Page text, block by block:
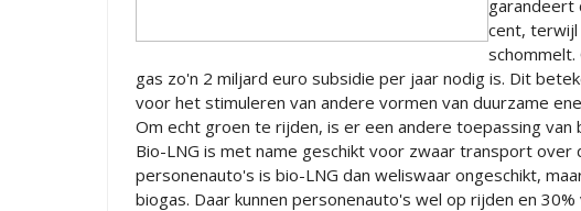
garandeert
cent, terwijl
gas zo'n 2 miljard euro subsidie per jaar nodig is. Dit
voor het stimuleren van andere vormen van duurzame
Om echt groen te rijden, is er een andere toepassing van
Bio-LNG is met name geschikt voor zwaar transport
personenauto's is bio-LNG dan weliswaar ongeschikt,
biogas. Daar kunnen personenauto's wel op rijden en